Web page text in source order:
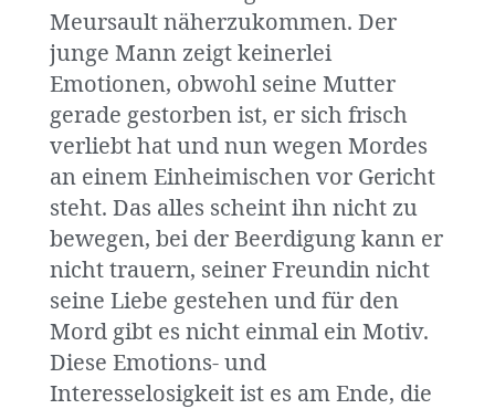
Meursault näherzukommen. Der
junge Mann zeigt keinerlei
Emotionen, obwohl seine Mutter
gerade gestorben ist, er sich frisch
verliebt hat und nun wegen Mordes
an einem Einheimischen vor Gericht
steht. Das alles scheint ihn nicht zu
bewegen, bei der Beerdigung kann er
nicht trauern, seiner Freundin nicht
seine Liebe gestehen und für den
Mord gibt es nicht einmal ein Motiv.
Diese Emotions- und
Interesselosigkeit ist es am Ende, die